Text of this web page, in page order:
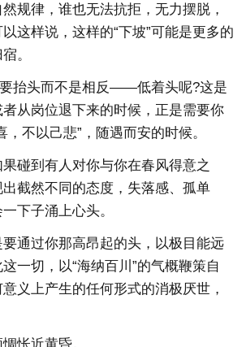
规律，谁也无法抗拒，无力摆脱，
这样说，这样的“下坡”可能是更多的
。
要抬头而不是相反——低着头呢?这是
从岗位退下来的时候，正是需要你
，不以己悲”，随遇而安的时候。
碰到有人对你与你在春风得意之
截然不同的态度，失落感、孤单
下子涌上心头。
通过你那高昂起的头，以极目能远
一切，以“海纳百川”的气概鞭策自
义上产生的任何形式的消极厌世，